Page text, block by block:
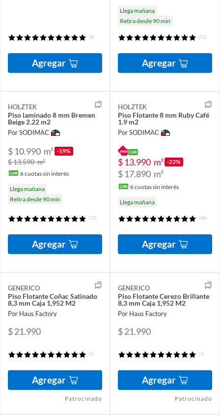
(4)
Agregar
Llega mañana
Retira desde 90 min
(71)
Agregar
HOLZTEK
Piso laminado 8 mm Bremen
Beige 2.22 m2
Por SODIMAC
$ 10.990 m² -19%
$ 13.590m²
6cuotas sin interés
Llega mañana
Retira desde 90 min
(17)
Agregar
HOLZTEK
Piso Flotante 8 mm Ruby Café
1.9 m2
Por SODIMAC
$ 13.990 m² -22%
$ 17.890 m²
6cuotas sin interés
Llega mañana
(60)
Agregar
GENERICO
Piso Flotante Coñac Satinado
8,3 mm Caja 1,952 M2
Por Haus Factory
$ 21.990
(1)
Agregar
Patrocinado
GENERICO
Piso Flotante Cerezo Brillante
8,3 mm Caja 1,952 M2
Por Haus Factory
$ 21.990
(1)
Agregar
Patrocinado